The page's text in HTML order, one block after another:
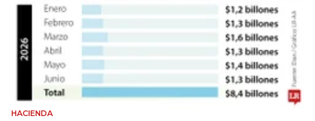
HACIENDA